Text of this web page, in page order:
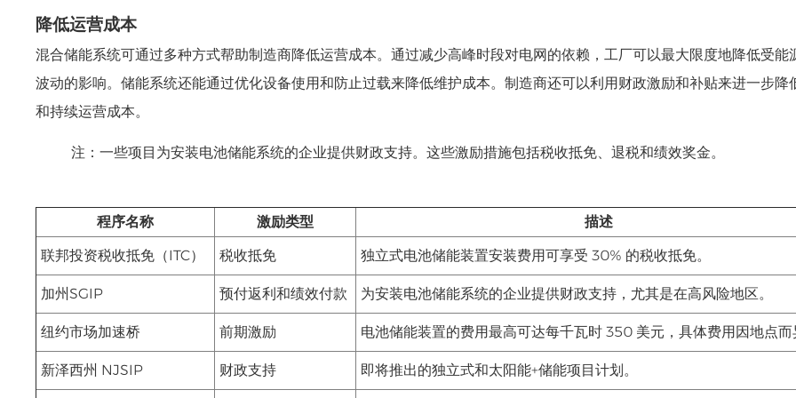
降低运营成本
混合储能系统可通过多种方式帮助制造商降低运营成本。通过减少高峰时段对电网的依赖，工厂可以最大限度地降低受能
波动的影响。储能系统还能通过优化设备使用和防止过载来降低维护成本。制造商还可以利用财政激励和补贴来进一步降
和持续运营成本。
注：一些项目为安装电池储能系统的企业提供财政支持。这些激励措施包括税收抵免、退税和绩效奖金。
程序名称 激励类型
描述
联邦投资税收抵免（ITC）
税收抵免 独立式电池储能装置安装费用可享受 30% 的税收抵免。
加州SGIP 预付返利和绩效付款 为安装电池储能系统的企业提供财政支持，尤其是在高风险地区。
纽约市场加速桥 前期激励 电池储能装置的费用最高可达每千瓦时 350 美元，具体费用因地点而
新泽西州 NJSIP 财政支持 即将推出的独立式和太阳能+储能项目计划。